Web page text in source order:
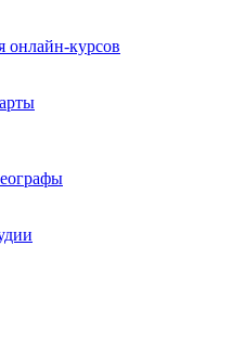
онлайн-курсов